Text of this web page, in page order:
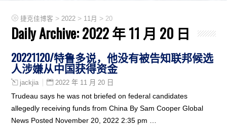
捷克佳博客 > 2022 > 11月 > 20
Daily Archive:2022 年 11 月 20 日
20221120/特鲁多说，他没有被告知联邦候选
人涉嫌从中国获得资金
jackjia 2022 年 11 月 20 日
Trudeau says he was not briefed on federal candidates
allegedly receiving funds from China By Sam Cooper Global
News Posted November 20, 2022 2:35 pm …